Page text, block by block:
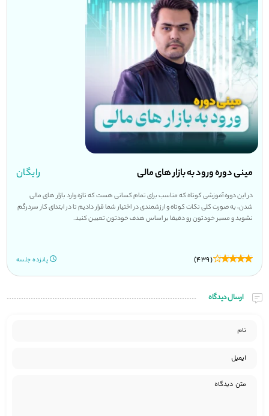
مینی دوره ورود به بازار های مالی رایگان
در این دوره آموزشی کوتاه که مناسب برای تمام کسانی هست که تازه وارد بازار های مالی
شدن، به صورت کلی نکات کوتاه و ارزشمندی در اختیار شما قرار دادیم تا در ابتدای کار سردرگم
نشوید و مسیر خودتون رو دقیقا بر اساس هدف خودتون تعیین کنید.
(439) پانزده جلسه
ارسال دیدگاه